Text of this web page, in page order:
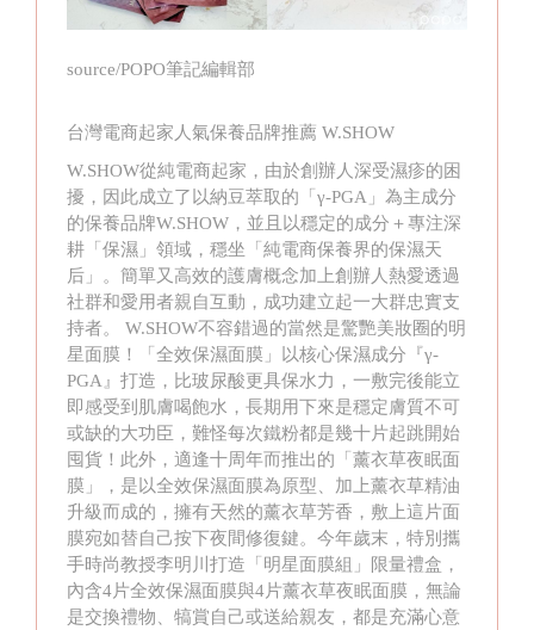
source/POPO筆記編輯部
台灣電商起家人氣保養品牌推薦 W.SHOW
W.SHOW從純電商起家，由於創辦人深受濕疹的困
擾，因此成立了以納豆萃取的「γ-PGA」為主成分
的保養品牌W.SHOW，並且以穩定的成分＋專注深
耕「保濕」領域，穩坐「純電商保養界的保濕天
后」。簡單又高效的護膚概念加上創辦人熱愛透過
社群和愛用者親自互動，成功建立起一大群忠實支
持者。 W.SHOW不容錯過的當然是驚艷美妝圈的明
星面膜！「全效保濕面膜」以核心保濕成分『γ-
PGA』打造，比玻尿酸更具保水力，一敷完後能立
即感受到肌膚喝飽水，長期用下來是穩定膚質不可
或缺的大功臣，難怪每次鐵粉都是幾十片起跳開始
囤貨！此外，適逢十周年而推出的「薰衣草夜眠面
膜」，是以全效保濕面膜為原型、加上薰衣草精油
升級而成的，擁有天然的薰衣草芳香，敷上這片面
膜宛如替自己按下夜間修復鍵。今年歲末，特別攜
手時尚教授李明川打造「明星面膜組」限量禮盒，
內含4片全效保濕面膜與4片薰衣草夜眠面膜，無論
是交換禮物、犒賞自己或送給親友，都是充滿心意